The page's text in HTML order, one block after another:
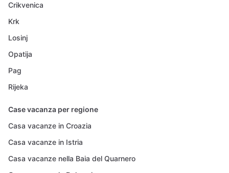
Crikvenica
Krk
Losinj
Opatija
Pag
Rijeka
Case vacanza per regione
Casa vacanze in Croazia
Casa vacanze in Istria
Casa vacanze nella Baia del Quarnero